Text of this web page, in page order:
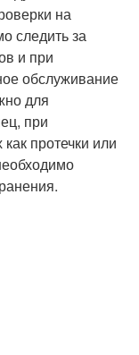
на
следить за
и при
обслуживание
для
при
протечки или